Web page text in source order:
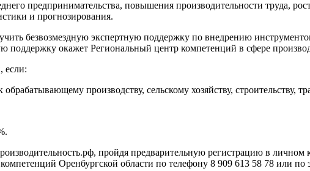
предпринимательства, повышения производительности труда,
и прогнозирования.
безвозмездную экспертную поддержку по внедрению
окажет Региональный центр компетенций в сфере
если:
производству, сельскому хозяйству, строительству,
пройдя предварительную регистрацию в
Оренбургской области по телефону 8 909 613 58 78 или по